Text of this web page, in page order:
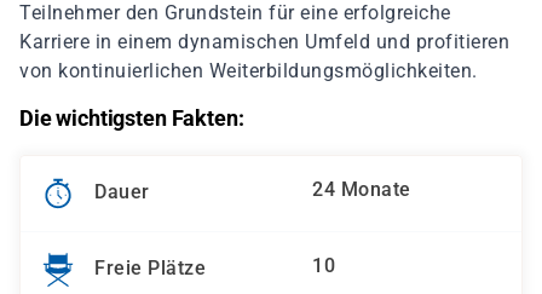
Teilnehmer den Grundstein für eine erfolgreiche
Karriere in einem dynamischen Umfeld und profitieren
von kontinuierlichen Weiterbildungsmöglichkeiten.
Die wichtigsten Fakten:
Dauer 24 Monate
Freie Plätze 10